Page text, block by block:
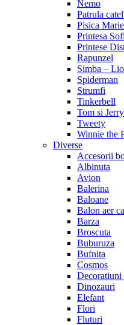
Nemo
Patrula
Pisica Marie
Printesa
Printese
Rapunzel
Simba –
Spiderman
Strumfi
Tinkerbell
Tom si Jerry
Tweety
Winnie the
Diverse
Accesorii
Albinuta
Avion
Balerina
Baloane
Balon aer
Barza
Broscuta
Buburuza
Bufnita
Cosmos
Decoratiuni
Dinozauri
Elefant
Flori
Fluturi